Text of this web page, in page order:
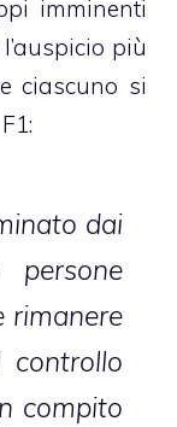
imminenti
più
ciascuno si
dai
rimanere
controllo
compito